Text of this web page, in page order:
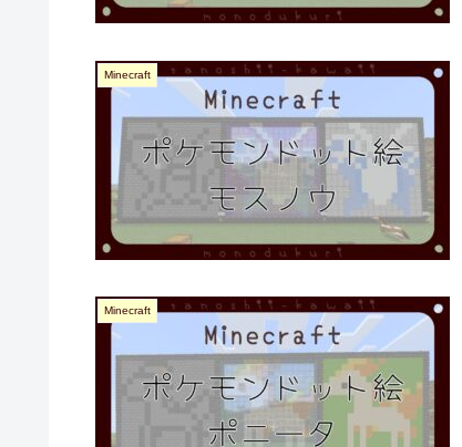
Minecraft
Minecraft